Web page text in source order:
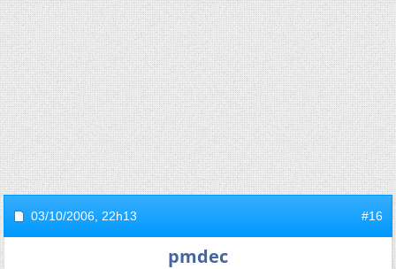
03/10/2006, 22h13 #16
pmdec